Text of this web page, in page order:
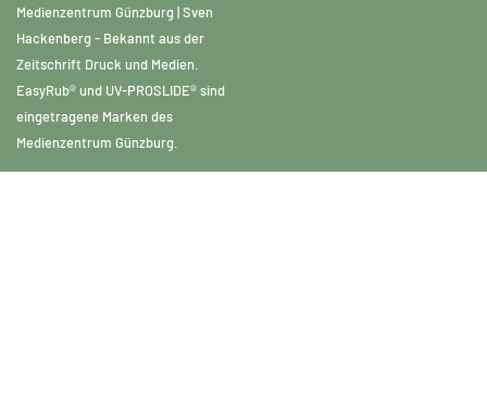
Medienzentrum Günzburg | Sven
Hackenberg - Bekannt aus der
Zeitschrift Druck und Medien.
EasyRub® und UV-PROSLIDE® sind
eingetragene Marken des
Medienzentrum Günzburg.